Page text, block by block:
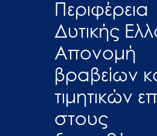
Περιφέρεια
Δυτικής
Απονομή
βραβείων
τιμητικών
στους